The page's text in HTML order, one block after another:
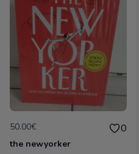
50.00€ 0
the newyorker